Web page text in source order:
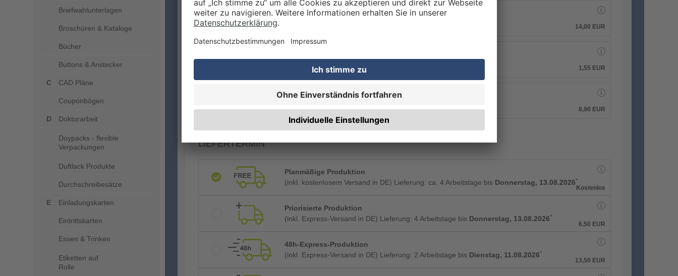
Briefwahlunterlagen
Broschüren & Kataloge
Bücher
Buttons & Anstecker
CAD Pläne
Couponbögen
Doktorarbeit
Doypacks - flexible
Verpackungen
Duftlack Produkte
Durchschreibesätze
Einladungskarten
Eintrittskarten
Essen & Trinken
Etiketten auf
Rolle
Qualitätskontrolle (von Experten empf.)
14,00 EUR
Rechnung zusätzlich per Post
1,55 EUR
Maschineneinrichtung (automatisch gebucht)
8,90 EUR
LIEFERTERMIN
Planmäßige Produktion
(inkl. kostenlosem Versand in DE) Lieferung: ca. 4 Arbeitstage bis Donnerstag, 13.08.2026*
Kostenlos
Priorisierte Produktion
(inkl. Express-Versand in DE) Lieferung: 4 Arbeitstage bis Donnerstag, 13.08.2026*
6,50 EUR
48h-Express-Produktion
(inkl. Express-Versand in DE) Lieferung: 2 Arbeitstage bis Dienstag, 11.08.2026*
13,50 EUR